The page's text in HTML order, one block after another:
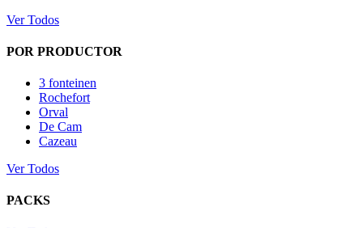
Ver Todos
POR PRODUCTOR
3 fonteinen
Rochefort
Orval
De Cam
Cazeau
Ver Todos
PACKS